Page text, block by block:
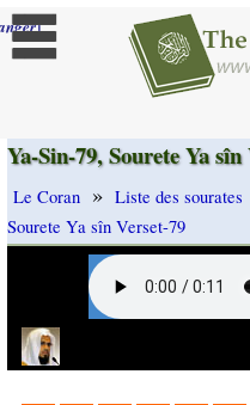
]
Ya-Sin-79, Sourete Ya sîn
Le Coran » Liste des sourates
Sourete Ya sîn Verset-79